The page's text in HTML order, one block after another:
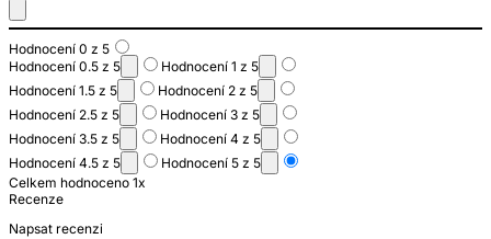
Hodnocení 0 z 5
Hodnocení 0.5 z 5
Hodnocení 1 z 5
Hodnocení 1.5 z 5
Hodnocení 2 z 5
Hodnocení 2.5 z 5
Hodnocení 3 z 5
Hodnocení 3.5 z 5
Hodnocení 4 z 5
Hodnocení 4.5 z 5
Hodnocení 5 z 5
Celkem hodnoceno 1x
Recenze
Napsat recenzi